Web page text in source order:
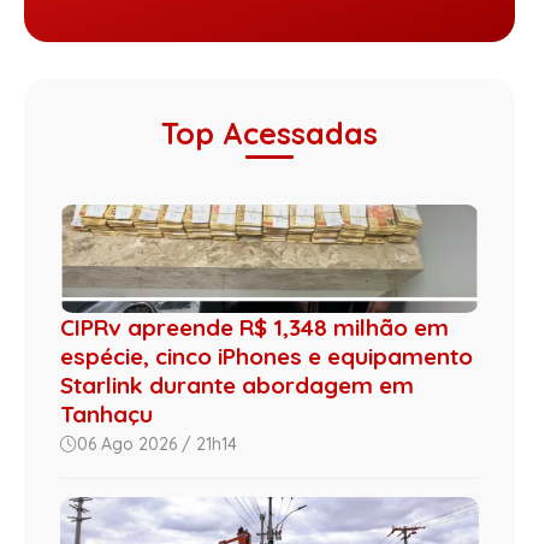
Top Acessadas
CIPRv apreende R$ 1,348 milhão em
espécie, cinco iPhones e equipamento
Starlink durante abordagem em
Tanhaçu
06 Ago 2026 / 21h14